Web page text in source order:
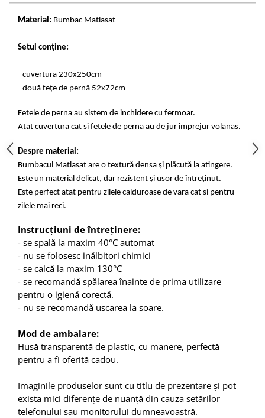
Material: Bumbac Matlasat
Setul conține:
- cuvertura 230x250cm
- două fețe de pernă 52x72cm
Fetele de perna au sistem de inchidere cu fermoar.
Atat cuvertura cat si fetele de perna au de jur imprejur volanas.
Despre material:
Bumbacul Matlasat are o textură densa și plăcută la atingere.
Este un material delicat, dar rezistent și usor de întreținut.
Este perfect atat pentru zilele calduroase de vara cat si pentru
zilele mai reci.
Instrucțiuni de întreținere:
- se spală la maxim 40°C automat
- nu se folosesc inălbitori chimici
- se calcă la maxim 130°C
- se recomandă spălarea înainte de prima utilizare
pentru o igienă corectă.
- nu se recomandă uscarea la soare.
Mod de ambalare:
Husă transparentă de plastic, cu manere, perfectă
pentru a fi oferită cadou.
Imaginile produselor sunt cu titlu de prezentare și pot
exista mici diferențe de nuanță din cauza setărilor
telefonului sau monitorului dumneavoastră.